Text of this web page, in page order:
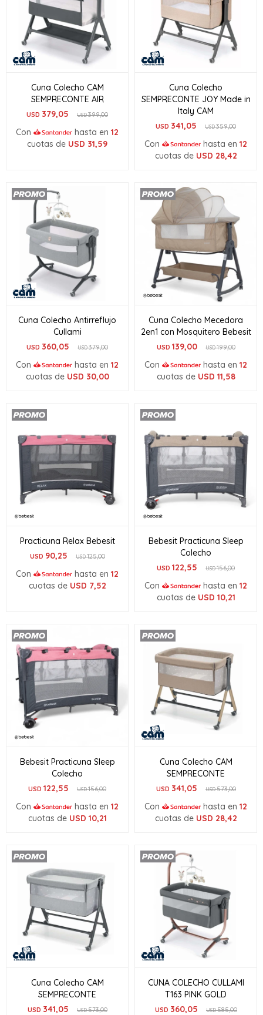
Cuna Colecho CAM
SEMPRECONTE AIR
USD 379,05 USD399,00
Con hasta en 12
cuotas de USD 31,59
Cuna Colecho
SEMPRECONTE JOY Made in
Italy CAM
USD 341,05 USD359,00
Con hasta en 12
cuotas de USD 28,42
Cuna Colecho Antirreflujo
Cullami
USD 360,05 USD379,00
Con hasta en 12
cuotas de USD 30,00
Cuna Colecho Mecedora
2en1 con Mosquitero Bebesit
USD 139,00 USD199,00
Con hasta en 12
cuotas de USD 11,58
Practicuna Relax Bebesit
USD 90,25 USD125,00
Con hasta en 12
cuotas de USD 7,52
Bebesit Practicuna Sleep
Colecho
USD 122,55 USD156,00
Con hasta en 12
cuotas de USD 10,21
Bebesit Practicuna Sleep
Colecho
USD 122,55 USD156,00
Con hasta en 12
cuotas de USD 10,21
Cuna Colecho CAM
SEMPRECONTE
USD 341,05 USD573,00
Con hasta en 12
cuotas de USD 28,42
Cuna Colecho CAM
SEMPRECONTE
USD 341,05 USD573,00
CUNA COLECHO CULLAMI
T163 PINK GOLD
USD 360,05 USD585,00